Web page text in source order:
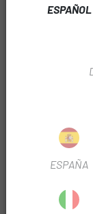
Punta
Llave Torx®: T30
Destornillador
Gancho para
Presta Core
ESPAÑOL
ESPAÑA